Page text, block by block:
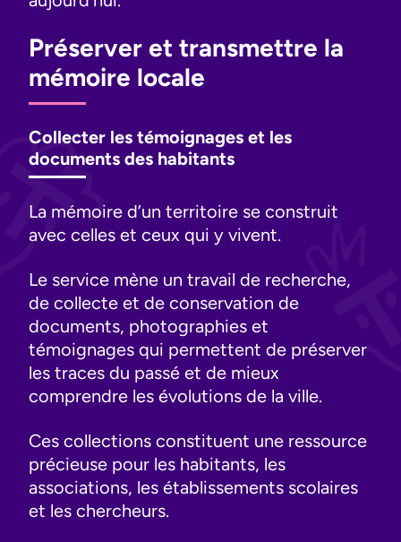
Préserver et transmettre la
mémoire locale
Collecter les témoignages et les
documents des habitants
La mémoire d’un territoire se construit
avec celles et ceux qui y vivent.
Le service mène un travail de recherche,
de collecte et de conservation de
documents, photographies et
témoignages qui permettent de préserver
les traces du passé et de mieux
comprendre les évolutions de la ville.
Ces collections constituent une ressource
précieuse pour les habitants, les
associations, les établissements scolaires
et les chercheurs.